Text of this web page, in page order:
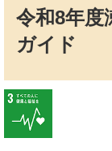
令和8年度
ガイド